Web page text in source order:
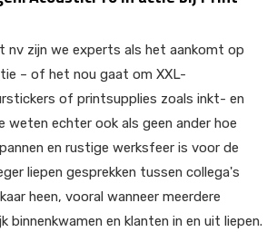
nv zijn we experts als het aankomt op
– of het nou gaat om XXL-
of printsupplies zoals inkt- en
weten echter ook als geen ander hoe
en rustige werksfeer is voor de
liepen gesprekken tussen collega's
heen, vooral wanneer meerdere
binnenkwamen en klanten in en uit liepen.